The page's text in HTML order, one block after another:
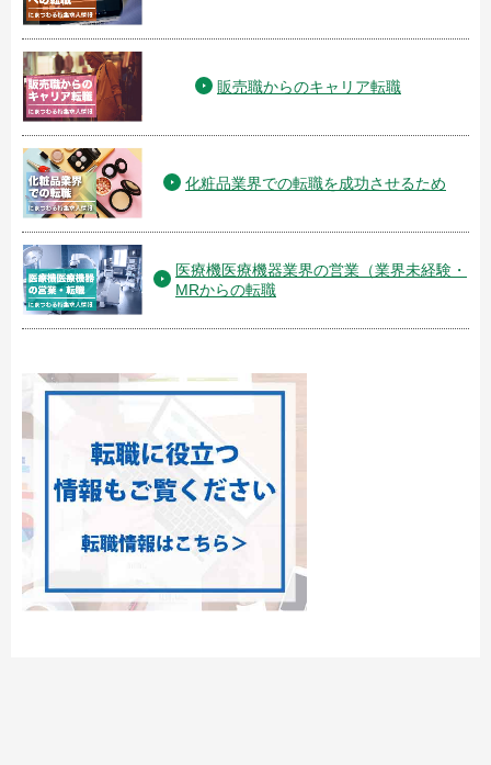
販売職からのキャリア転職
化粧品業界での転職を成功させるため
医療機医療機器業界の営業（業界未経験・
MRからの転職